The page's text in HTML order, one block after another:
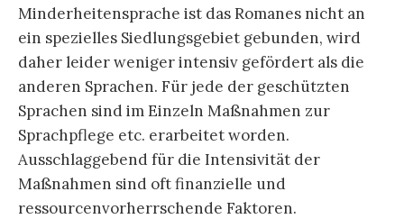
Minderheitensprache ist das Romanes nicht an
ein spezielles Siedlungsgebiet gebunden, wird
daher leider weniger intensiv gefördert als die
anderen Sprachen. Für jede der geschützten
Sprachen sind im Einzeln Maßnahmen zur
Sprachpflege etc. erarbeitet worden.
Ausschlaggebend für die Intensivität der
Maßnahmen sind oft finanzielle und
ressourcenvorherrschende Faktoren.